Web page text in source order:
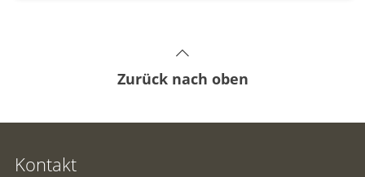
Zurück nach oben
Kontakt